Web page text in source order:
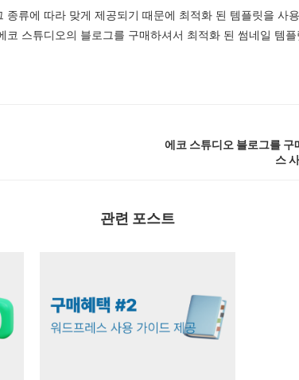
류에 따라 맞게 제공되기 때문에 최적화 된 템플릿을 사
코 스튜디오의 블로그를 구매하셔서 최적화 된 썸네일 템
에코 스튜디오 블로그를 구
스
관련 포스트